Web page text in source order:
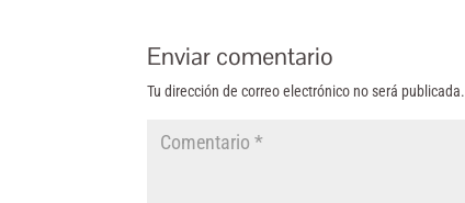
Enviar comentario
Tu dirección de correo electrónico no será publicada.